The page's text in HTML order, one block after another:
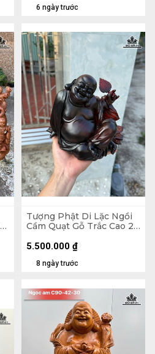
6 ngày trước
Tượng Phật Di Lặc Ngồi
Cầm Quạt Gỗ Trắc Cao 20
8 ngày trước
5.500.000 ₫